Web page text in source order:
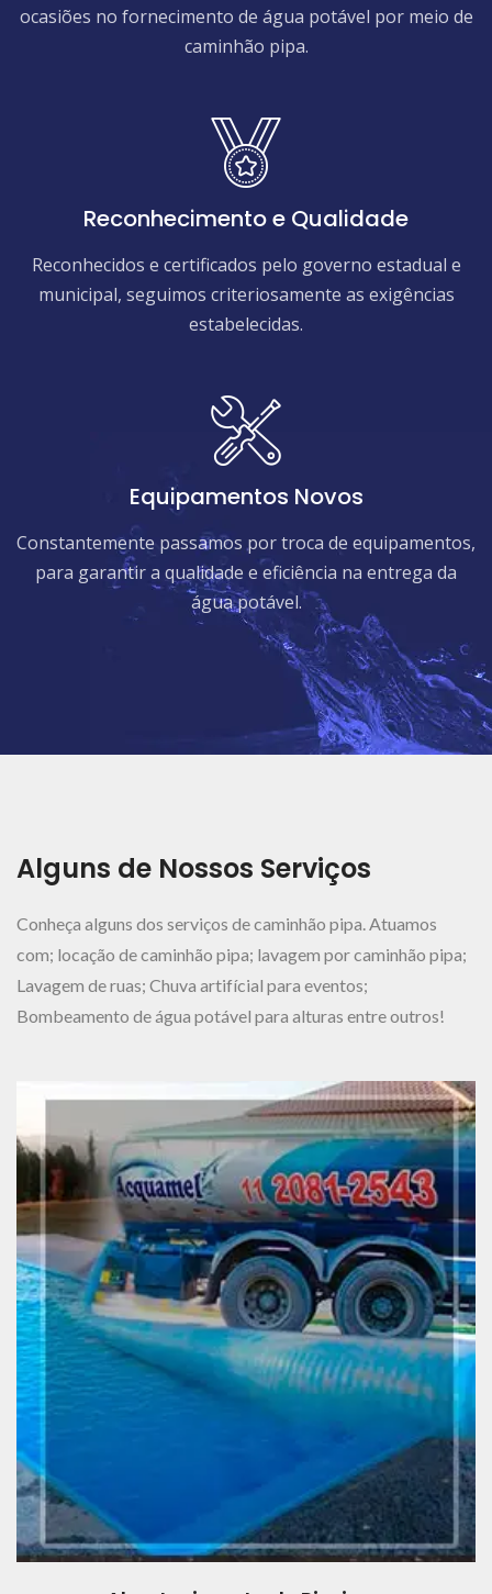
ocasiões no fornecimento de água potável por meio de
caminhão pipa.
Reconhecimento e Qualidade
Reconhecidos e certificados pelo governo estadual e
municipal, seguimos criteriosamente as exigências
estabelecidas.
Equipamentos Novos
Constantemente passamos por troca de equipamentos,
para garantir a qualidade e eficiência na entrega da
água potável.
Alguns de Nossos Serviços
Conheça alguns dos serviços de caminhão pipa. Atuamos
com; locação de caminhão pipa; lavagem por caminhão pipa;
Lavagem de ruas; Chuva artifícial para eventos;
Bombeamento de água potável para alturas entre outros!